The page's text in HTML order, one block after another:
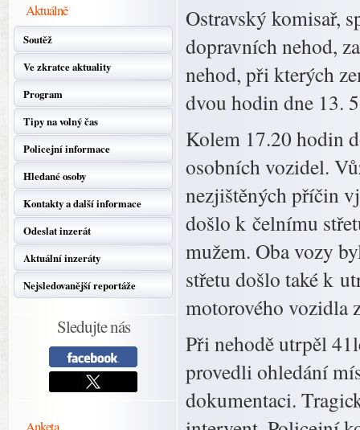
Aktuálně
Soutěž
Ve zkratce aktuality
Program
Tipy na volný čas
Policejní informace
Hledané osoby
Kontakty a další informace
Odeslat inzerát
Aktuální inzeráty
Nejsledovanější reportáže
Sledujte nás
Ostravský komisař,
dopravních nehod,
nehod, při kterých
dvou hodin dne 13.
Kolem 17.20 hodin
osobních vozidel.
nezjištěných příčin
došlo k čelnímu
mužem. Oba vozy
střetu došlo také k
motorového vozidla
Při nehodě utrpěl
provedli ohledání
dokumentaci.